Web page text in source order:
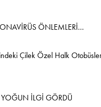
ÖNLEMLERİ…
Çilek Özel Halk
YOĞUN İLGİ GÖRDÜ